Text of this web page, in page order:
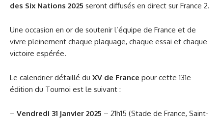
des Six Nations 2025 seront diffusés en direct sur France 2.
Une occasion en or de soutenir l’équipe de France et de
vivre pleinement chaque plaquage, chaque essai et chaque
victoire espérée.
Le calendrier détaillé du XV de France pour cette 131e
édition du Tournoi est le suivant :
– Vendredi 31 janvier 2025 – 21h15 (Stade de France, Saint-